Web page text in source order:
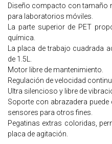
Diseño compacto con tamaño
para laboratorios móviles.
La parte superior de PET
química.
La placa de trabajo cuadrada
de 1.5L.
Motor libre de mantenimiento.
Regulación de velocidad
Ultra silencioso y libre de
Soporte con abrazadera
sensores para otros fines.
Pegatinas extras coloridas,
placa de agitación.